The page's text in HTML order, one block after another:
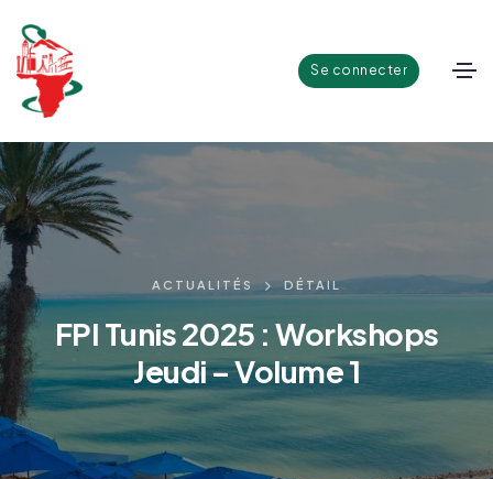
Se connecter
ACTUALITÉS DÉTAIL
FPI Tunis 2025 : Workshops
Jeudi – Volume 1